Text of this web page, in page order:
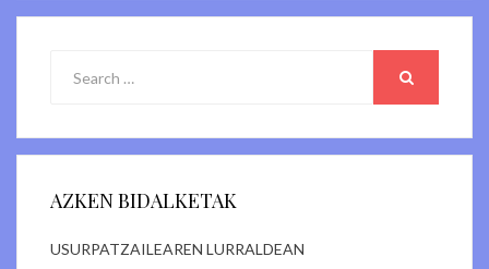
AZKEN BIDALKETAK
USURPATZAILEAREN LURRALDEAN